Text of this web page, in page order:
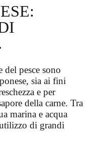
del pesce sono
sia ai fini
e per
della carne. Tra
marina e acqua
di grandi